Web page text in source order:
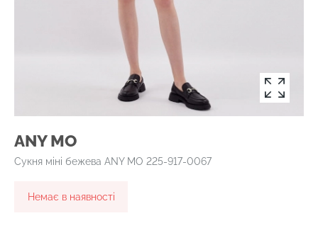
ANY MO
Сукня міні бежева ANY MO 225-917-0067
Немає в наявності